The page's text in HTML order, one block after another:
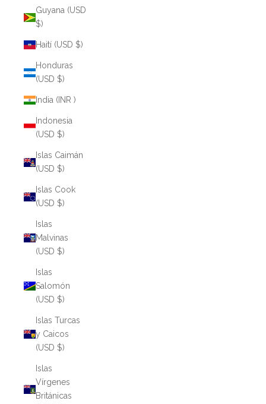
Guyana (USD
$)
Haití (USD $)
Honduras
(USD $)
India (INR ₹)
Indonesia
(USD $)
Islas Caimán
(USD $)
Islas Cook
(USD $)
Islas
Malvinas
(USD $)
Islas
Salomón
(USD $)
Islas Turcas
y Caicos
(USD $)
Islas
Vírgenes
Británicas